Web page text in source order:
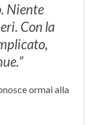
Niente
Con la
ormai alla